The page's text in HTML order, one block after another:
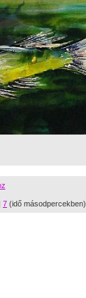
7 (idő másodpercekben)